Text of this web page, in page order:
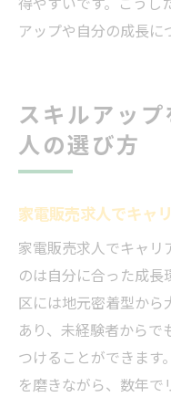
アップや自分の成長に
スキルアッ
人の選び方
家電販売求人でキャ
家電販売求人でキャリ
のは自分に合った成長
区には地元密着型から
あり、未経験者からで
つけることができます
を磨きながら、数年